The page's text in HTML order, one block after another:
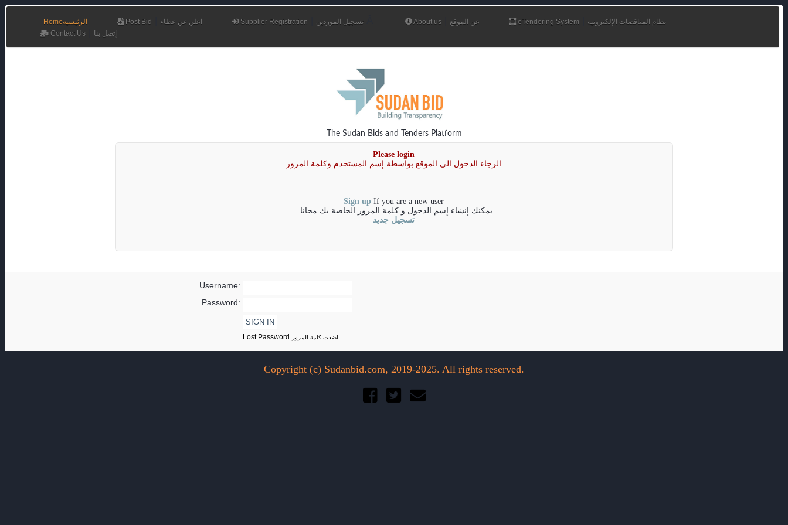
Homeالرئيسية Post Bid اعلن عن عطاء Supplier Registration تسجيل الموردين About us عن الموقع eTendering System
نظام المناقصات الإلكترونية
Contact Us
إتصل بنا
The Sudan Bids and Tenders Platform
Please login
الرجاء الدخول الى الموقع بواسطة إسم المستخدم وكلمة المرور
If you are a new user
Sign up
يمكنك إنشاء إسم الدخول و كلمة المرور الخاصة بك مجانا
تسجيل جديد
Username:
Password:
Lost Password اضعت كلمة المرور
Copyright (c) Sudanbid.com, 2019-2025. All rights reserved.